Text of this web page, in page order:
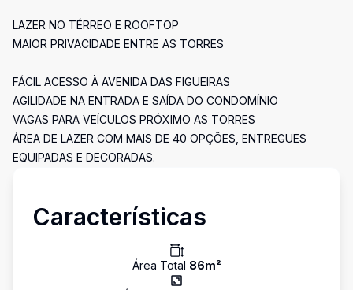
LAZER NO TÉRREO E ROOFTOP
MAIOR PRIVACIDADE ENTRE AS TORRES
FÁCIL ACESSO À AVENIDA DAS FIGUEIRAS
AGILIDADE NA ENTRADA E SAÍDA DO CONDOMÍNIO
VAGAS PARA VEÍCULOS PRÓXIMO AS TORRES
ÁREA DE LAZER COM MAIS DE 40 OPÇÕES, ENTREGUES
EQUIPADAS E DECORADAS.
Características
Área Total 86m²